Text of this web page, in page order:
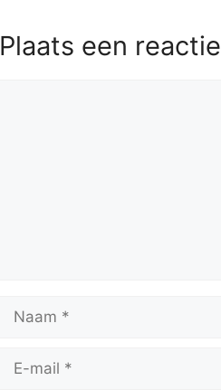
Plaats een reactie
mail